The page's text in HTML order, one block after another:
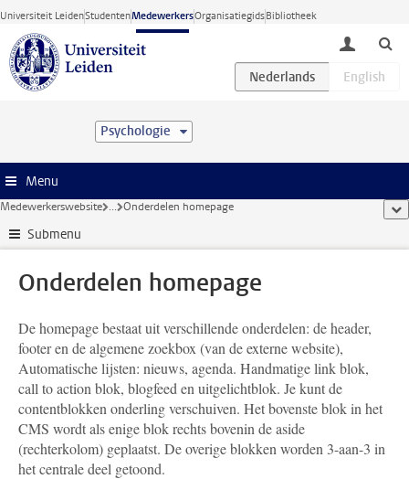
Ga direct naar de inhoud
Universiteit LeidenStudentenMedewerkersOrganisatiegidsBibliotheek
toggle
Psychologie
Menu
Medewerkerswebsite ... Onderdelen homepage
Submenu
Onderdelen homepage
De homepage bestaat uit verschillende onderdelen: de header,
footer en de algemene zoekbox (van de externe website),
Automatische lijsten: nieuws, agenda. Handmatige link blok,
call to action blok, blogfeed en uitgelichtblok. Je kunt de
contentblokken onderling verschuiven. Het bovenste blok in het
CMS wordt als enige blok rechts bovenin de aside
(rechterkolom) geplaatst. De overige blokken worden 3-aan-3 in
het centrale deel getoond.